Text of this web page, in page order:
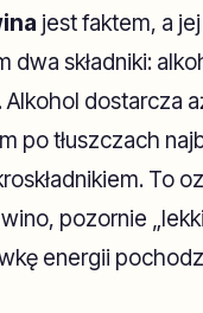
jest faktem, a jej
dwa składniki:
dostarcza
po tłuszczach
To
pozornie
energii